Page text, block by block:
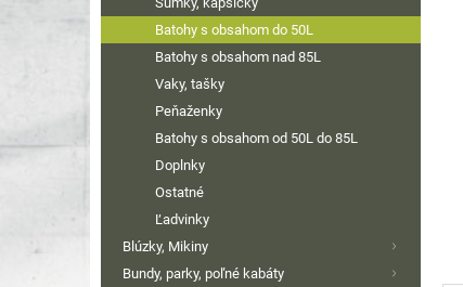
Batohy s obsahom do 50L
Batohy s obsahom nad 85L
Vaky, tašky
Peňaženky
Batohy s obsahom od 50L do 85L
Doplnky
Ostatné
Ľadvinky
Blúzky, Mikiny
Bundy, parky, poľné kabáty